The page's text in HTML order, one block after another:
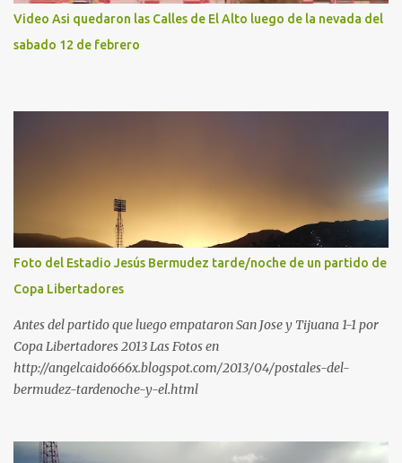
Video Asi quedaron las Calles de El Alto luego de la nevada del
sabado 12 de febrero
Foto del Estadio Jesús Bermudez tarde/noche de un partido de
Copa Libertadores
Antes del partido que luego empataron San Jose y Tijuana 1-1 por
Copa Libertadores 2013 Las Fotos en
http://angelcaido666x.blogspot.com/2013/04/postales-del-
bermudez-tardenoche-y-el.html